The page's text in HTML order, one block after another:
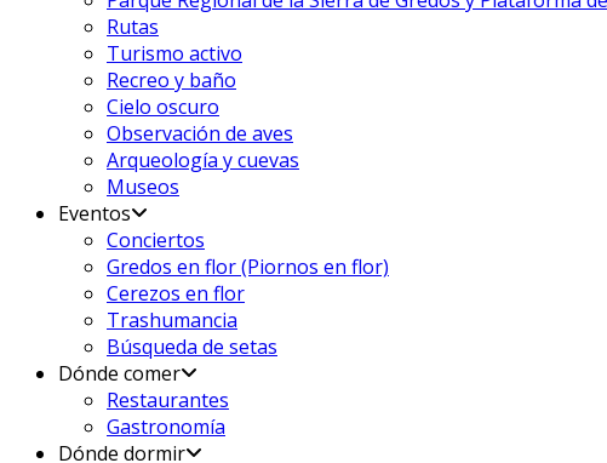
Rutas
Turismo activo
Recreo y baño
Cielo oscuro
Observación de aves
Arqueología y cuevas
Museos
Eventos
Conciertos
Gredos en flor (Piornos en flor)
Cerezos en flor
Trashumancia
Búsqueda de setas
Dónde comer
Restaurantes
Gastronomía
Dónde dormir